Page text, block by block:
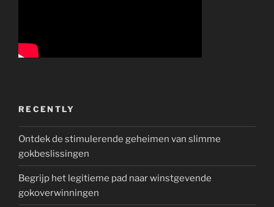
RECENTLY
Ontdek de stimulerende geheimen van slimme
gokbeslissingen
Begrijp het legitieme pad naar winstgevende
gokoverwinningen